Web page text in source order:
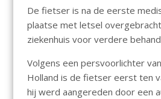
De fietser is na de eerste
plaatse met letsel
ziekenhuis voor verdere
Volgens een persvoorlichter
Holland is de fietser eerst ten
hij werd aangereden door een